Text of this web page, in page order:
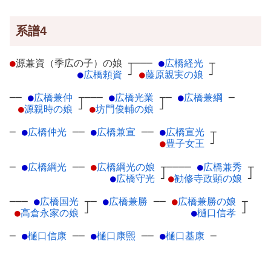
系譜4
●源兼資（季広の子）の娘 ┬
●広橋頼資 ┘
─── ●広橋経光 ┬
●藤原親実の娘 ┘
── ●広橋兼仲 ┬
●源親時の娘 ┘
─── ●広橋光業 ┬
●坊門俊輔の娘 ┘
─ ●広橋兼綱 ─
─ ●広橋仲光 ── ●広橋兼宣 ── ●広橋宣光 ┬
●豊子女王 ┘
─ ●広橋綱光 ── ●広橋綱光の娘 ┬
●広橋守光 ┘
──── ●広橋兼秀 ┬
●勧修寺政顕の娘 ┘
─── ●広橋国光 ┬
●高倉永家の娘 ┘
─ ●広橋兼勝 ── ●広橋兼勝の娘 ┬
●樋口信孝 ┘
─ ●樋口信康 ── ●樋口康熙 ── ●樋口基康 ─